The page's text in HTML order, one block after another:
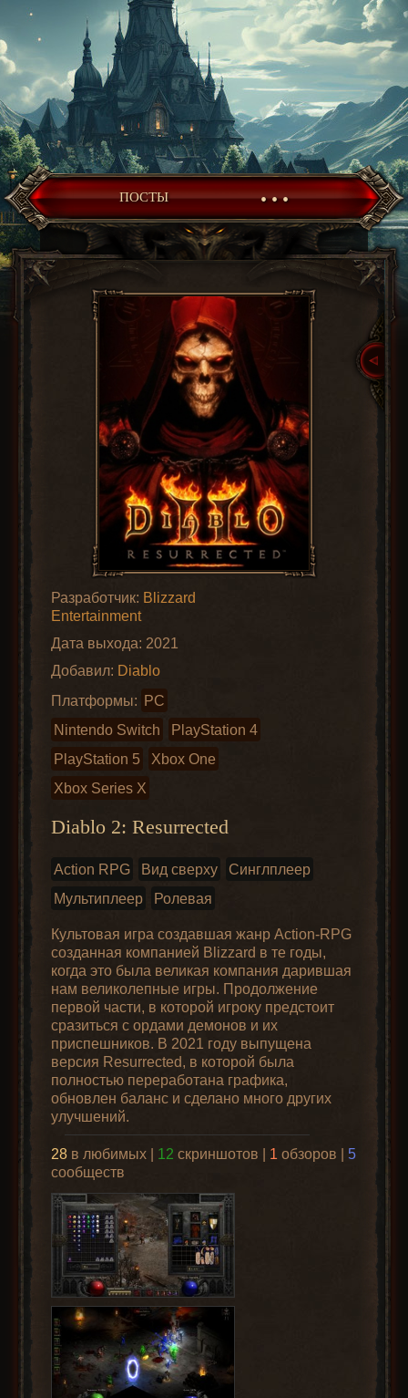
ПОСТЫ • • •
Разработчик: Blizzard
Entertainment
Дата выхода: 2021
Добавил: Diablo
Платформы: PC
Nintendo Switch
PlayStation 4
PlayStation 5
Xbox One
Xbox Series X
Diablo 2: Resurrected
Action RPG Вид сверху
Синглплеер
Мультиплеер
Ролевая
Культовая игра создавшая жанр Action-RPG
созданная компанией Blizzard в те годы,
когда это была великая компания дарившая
нам великолепные игры. Продолжение
первой части, в которой игроку предстоит
сразиться с ордами демонов и их
приспешников. В 2021 году выпущена
версия Resurrected, в которой была
полностью переработана графика,
обновлен баланс и сделано много других
улучшений.
28 в любимых | 12 скриншотов | 1 обзоров |5
сообществ